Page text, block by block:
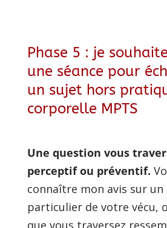
Phase 5 : je
une séance pour
un sujet hors
corporelle MPTS
Une question vous
perceptif ou préventif.
connaître mon avis sur un
particulier de votre vécu,